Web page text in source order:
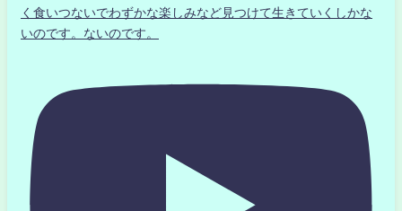
く食いつないでわずかな楽しみなど見つけて生きていくしかな
いのです。ないのです。